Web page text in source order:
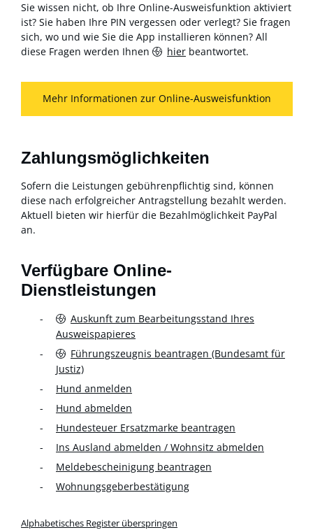
Sie wissen nicht, ob Ihre Online-Ausweisfunktion aktiviert
ist? Sie haben Ihre PIN vergessen oder verlegt? Sie fragen
sich, wo und wie Sie die App installieren können? All
diese Fragen werden Ihnen
hier beantwortet.
Mehr Informationen zur Online-Ausweisfunktion
Zahlungsmöglichkeiten
Sofern die Leistungen gebührenpflichtig sind, können
diese nach erfolgreicher Antragstellung bezahlt werden.
Aktuell bieten wir hierfür die Bezahlmöglichkeit PayPal
an.
Verfügbare Online-
Dienstleistungen
Auskunft zum Bearbeitungsstand Ihres
Ausweispapieres
Führungszeugnis beantragen (Bundesamt für
Justiz)
Hund anmelden
Hund abmelden
Hundesteuer Ersatzmarke beantragen
Ins Ausland abmelden / Wohnsitz abmelden
Meldebescheinigung beantragen
Wohnungsgeberbestätigung
Alphabetisches Register überspringen